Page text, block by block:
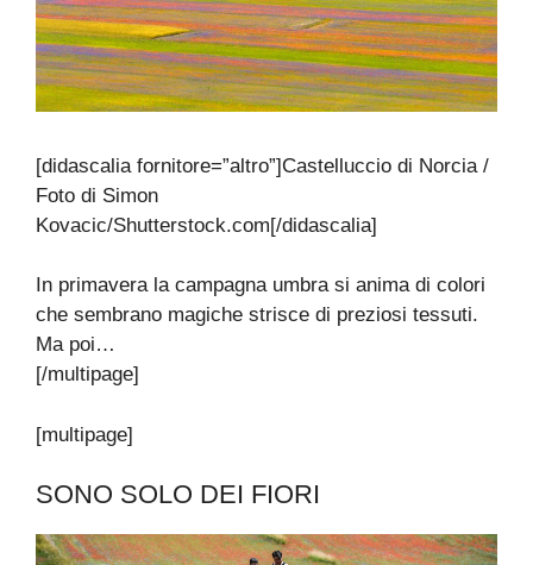
[didascalia fornitore=”altro”]Castelluccio di Norcia /
Foto di Simon
Kovacic/Shutterstock.com[/didascalia]
In primavera la campagna umbra si anima di colori
che sembrano magiche strisce di preziosi tessuti.
Ma poi…
[/multipage]
[multipage]
SONO SOLO DEI FIORI